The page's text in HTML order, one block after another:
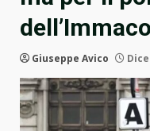
Giuseppe Avico